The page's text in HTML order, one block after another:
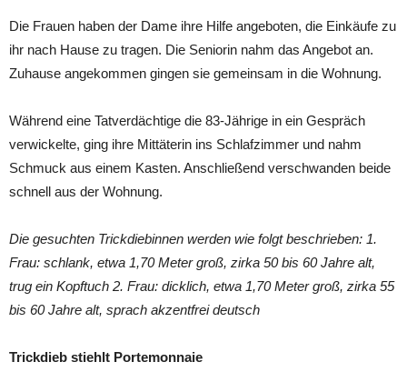
Die Frauen haben der Dame ihre Hilfe angeboten, die Einkäufe zu
ihr nach Hause zu tragen. Die Seniorin nahm das Angebot an.
Zuhause angekommen gingen sie gemeinsam in die Wohnung.
Während eine Tatverdächtige die 83-Jährige in ein Gespräch
verwickelte, ging ihre Mittäterin ins Schlafzimmer und nahm
Schmuck aus einem Kasten. Anschließend verschwanden beide
schnell aus der Wohnung.
Die gesuchten Trickdiebinnen werden wie folgt beschrieben: 1.
Frau: schlank, etwa 1,70 Meter groß, zirka 50 bis 60 Jahre alt,
trug ein Kopftuch 2. Frau: dicklich, etwa 1,70 Meter groß, zirka 55
bis 60 Jahre alt, sprach akzentfrei deutsch
Trickdieb stiehlt Portemonnaie